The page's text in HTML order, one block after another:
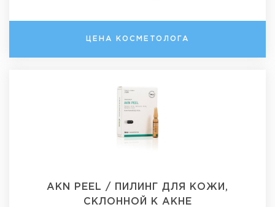
ЦЕНА КОСМЕТОЛОГА
AKN PEEL / ПИЛИНГ ДЛЯ КОЖИ,
СКЛОННОЙ К АКНЕ